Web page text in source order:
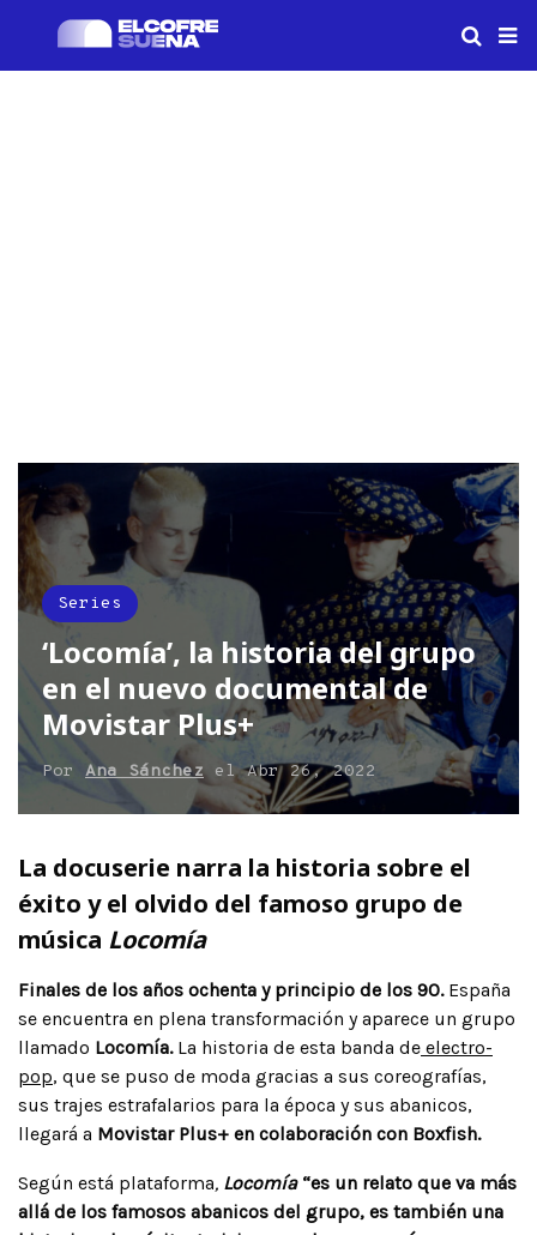
Series
‘Locomía’, la historia del grupo
en el nuevo documental de
Movistar Plus+
Por Ana SánchezelAbr 26, 2022
La docuserie narra la historia sobre el
éxito y el olvido del famoso grupo de
música Locomía
Finales de los años ochenta y principio de los 90.España
se encuentra en plena transformación y aparece un grupo
llamado Locomía.La historia de esta banda de electro-
pop, que se puso de moda gracias a sus coreografías,
sus trajes estrafalarios para la época y sus abanicos,
llegará a Movistar Plus+ en colaboración con Boxfish.
Según está plataforma, Locomía “es un relato que va más
allá de los famosos abanicos del grupo, es también una